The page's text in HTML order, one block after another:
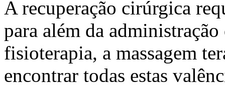
A recuperação cirúrgica
para além da
fisioterapia, a massagem
encontrar todas estas